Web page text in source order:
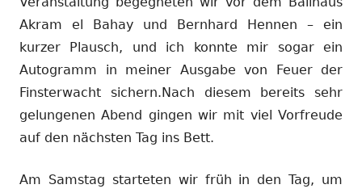
Akram el Bahay und Bernhard Hennen – ein
kurzer Plausch, und ich konnte mir sogar ein
Autogramm in meiner Ausgabe von Feuer der
Finsterwacht sichern.Nach diesem bereits sehr
gelungenen Abend gingen wir mit viel Vorfreude
auf den nächsten Tag ins Bett.
Am Samstag starteten wir früh in den Tag, um